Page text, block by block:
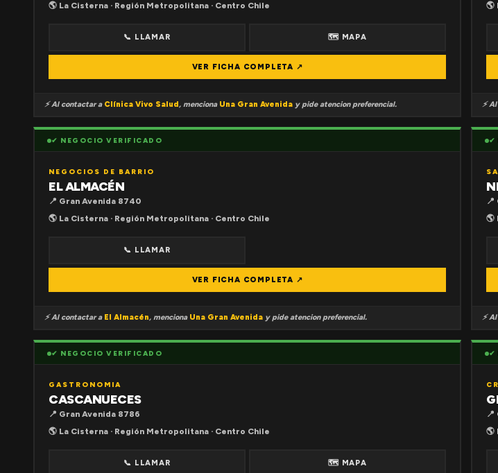
🌎 La Cisterna · Región Metropolitana · Centro Chile
📞 LLAMAR 🗺 MAPA
VER FICHA COMPLETA ↗
⚡ Al contactar a Clínica Vivo Salud, menciona Una Gran Avenida y pide atencion preferencial.
🌎
⚡
✔ NEGOCIO VERIFICADO
NEGOCIOS DE BARRIO
EL ALMACÉN
📍 Gran Avenida 8740
🌎 La Cisterna · Región Metropolitana · Centro Chile
📞 LLAMAR
VER FICHA COMPLETA ↗
⚡ Al contactar a El Almacén, menciona Una Gran Avenida y pide atencion preferencial.
✔
🌎
⚡
✔ NEGOCIO VERIFICADO
GASTRONOMIA
CASCANUECES
📍 Gran Avenida 8786
🌎 La Cisterna · Región Metropolitana · Centro Chile
📞 LLAMAR 🗺 MAPA
✔
🌎